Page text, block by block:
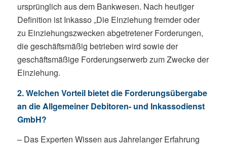
ursprünglich aus dem Bankwesen. Nach heutiger
Definition ist Inkasso „Die Einziehung fremder oder
zu Einziehungszwecken abgetretener Forderungen,
die geschäftsmäßig betrieben wird sowie der
geschäftsmäßige Forderungserwerb zum Zwecke der
Einziehung.
2. Welchen Vorteil bietet die Forderungsübergabe
an die Allgemeiner Debitoren- und Inkassodienst
GmbH?
– Das Experten Wissen aus Jahrelanger Erfahrung